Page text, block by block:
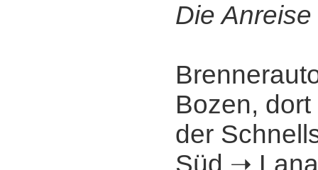
Die
Bozen,
der
Süd ➝